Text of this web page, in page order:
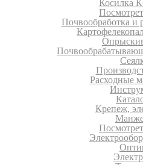
Косилка
Почвообработка и
Расходные
Крепеж,